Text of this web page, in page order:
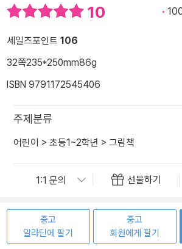
10
세일즈포인트 106
32쪽235*250mm86g
ISBN 9791172545406
주제분류
어린이 > 초등1~2학년 > 그림책
선물하기
중고
알라딘에 팔기
중고
회원에게 팔기